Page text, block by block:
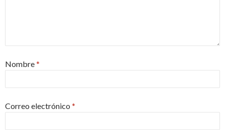
Nombre*
Correo electrónico *